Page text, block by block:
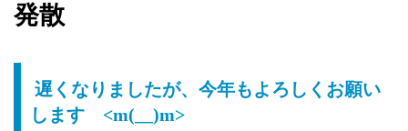
発散
遅くなりましたが、今年もよろしくお願い
します <m(__)m>